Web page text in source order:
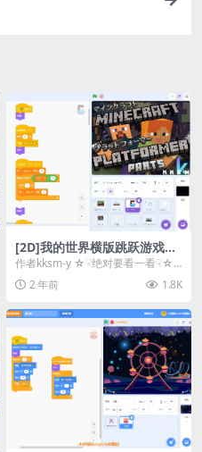
[2D]我的世界横版跳跃游戏
【第五部分】
作者kksm-y ☆☟绝对要看一看☟☆
这个项目是一个平台游戏，玩家需
要探测并清...
2 年前 1.8K